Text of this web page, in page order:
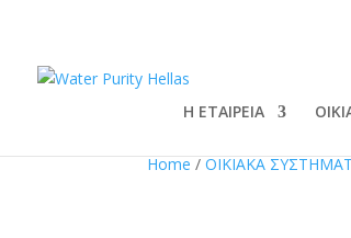
Η ΕΤΑΙΡΕΙΑ
Home/ΟΙΚΙΑΚΑ